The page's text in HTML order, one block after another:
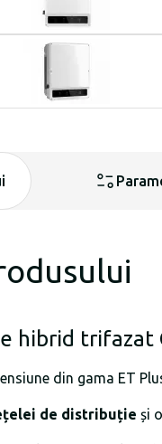
hibrid trifazat
din gama ET
de distribuție și